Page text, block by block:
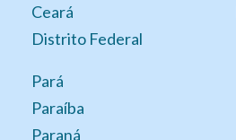
Ceará
Distrito Federal
Pará
Paraíba
Paraná